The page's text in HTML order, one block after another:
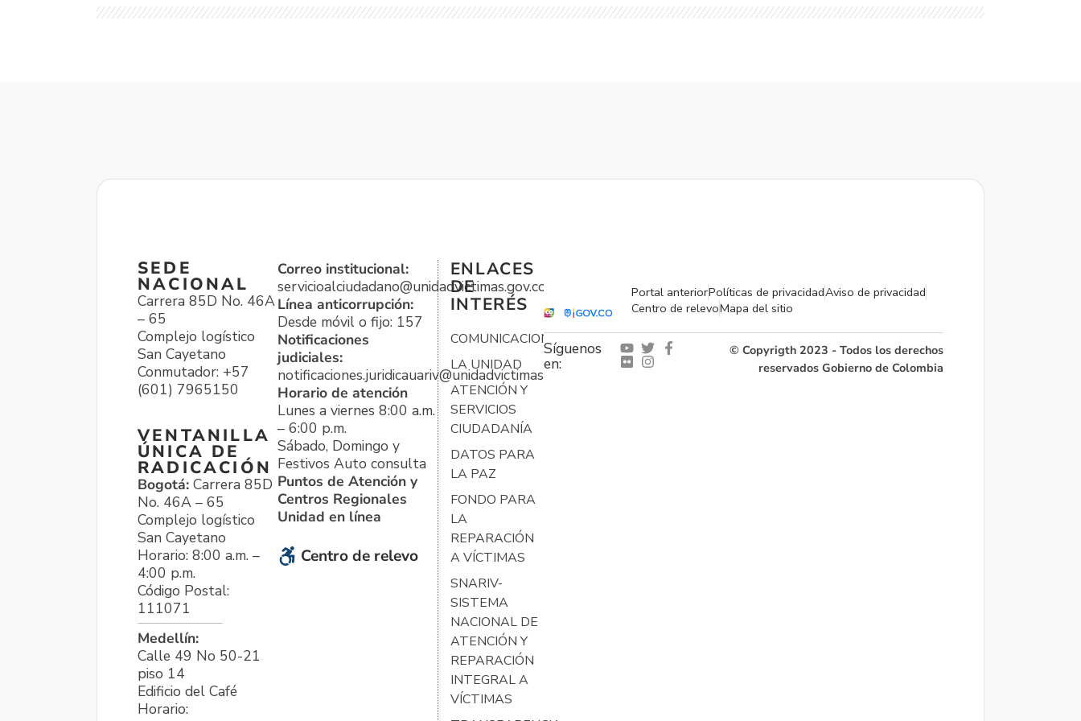
SEDE
NACIONAL
Carrera 85D No. 46A
– 65
Complejo logístico
San Cayetano
Conmutador: +57
(601) 7965150
VENTANILLA
ÚNICA DE
RADICACIÓN
Bogotá: Carrera 85D
No. 46A – 65
Complejo logístico
San Cayetano
Horario: 8:00 a.m. –
4:00 p.m.
Código Postal:
111071
Medellín:
Calle 49 No 50-21
piso 14
Edificio del Café
Horario:
Correo institucional:
servicioalciudadano@unidadvictimas.gov.co
Línea anticorrupción:
Desde móvil o fijo: 157
Notificaciones
judiciales:
notificaciones.juridicauariv@unidadvictimas.gov.co
Horario de atención
Lunes a viernes 8:00 a.m.
– 6:00 p.m.
Sábado, Domingo y
Festivos Auto consulta
Puntos de Atención y
Centros Regionales
Unidad en línea
Centro de relevo
ENLACES
DE
INTERÉS
COMUNICACIONES
LA UNIDAD
ATENCIÓN Y
SERVICIOS
CIUDADANÍA
DATOS PARA
LA PAZ
FONDO PARA
LA
REPARACIÓN
A VÍCTIMAS
SNARIV-
SISTEMA
NACIONAL DE
ATENCIÓN Y
REPARACIÓN
INTEGRAL A
VÍCTIMAS
Portal anteriorPolíticas de privacidadAviso de privacidad
Centro de relevoMapa del sitio
Síguenos
en:
© Copyrigth 2023 - Todos los derechos
reservados Gobierno de Colombia